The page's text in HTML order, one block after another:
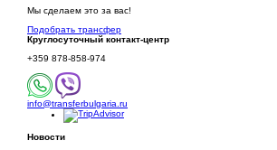
Мы сделаем это за вас!
Подобрать трансфер
Круглосуточный контакт-центр
+359 878-858-974
info@transferbulgaria.ru
Новости